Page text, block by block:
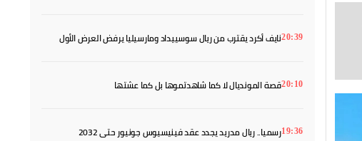
20:39نايف أكرد يقترب من ريال سوسييداد ومارسيليا يرفض العرض الأول
20:10قصة المونديال لا كما شاهدتموها بل كما عشتها
19:36رسميا.. ريال مدريد يجدد عقد فينيسيوس جونيور حتى 2032